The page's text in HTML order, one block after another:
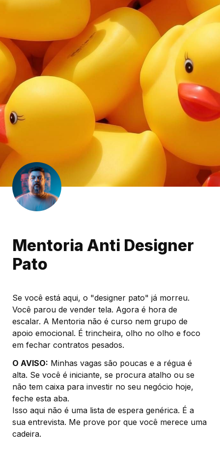
Mentoria Anti Designer
Pato
Se você está aqui, o "designer pato" já morreu.
Você parou de vender tela. Agora é hora de
escalar. A Mentoria não é curso nem grupo de
apoio emocional. É trincheira, olho no olho e foco
em fechar contratos pesados.
O AVISO: Minhas vagas são poucas e a régua é
alta. Se você é iniciante, se procura atalho ou se
não tem caixa para investir no seu negócio hoje,
feche esta aba.
Isso aqui não é uma lista de espera genérica. É a
sua entrevista. Me prove por que você merece uma
cadeira.